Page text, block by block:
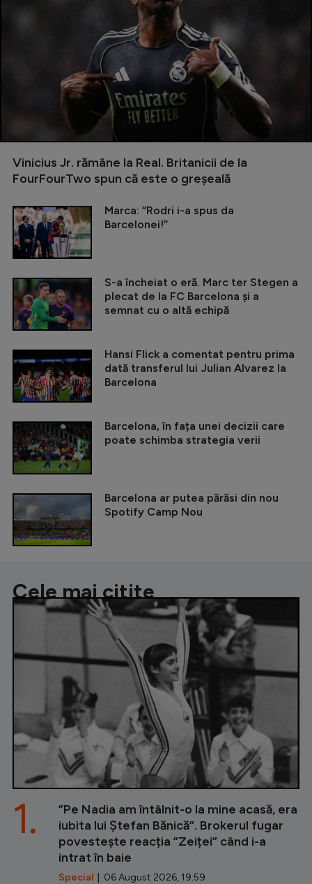
Vinicius Jr. rămâne la Real. Britanicii de la
FourFourTwo spun că este o greșeală
Marca: ”Rodri i-a spus da
Barcelonei!”
S-a încheiat o eră. Marc ter Stegen a
plecat de la FC Barcelona și a
semnat cu o altă echipă
Hansi Flick a comentat pentru prima
dată transferul lui Julian Alvarez la
Barcelona
Barcelona, în fața unei decizii care
poate schimba strategia verii
Barcelona ar putea părăsi din nou
Spotify Camp Nou
Cele mai citite
”Pe Nadia am întâlnit-o la mine acasă, era
iubita lui Ștefan Bănică”. Brokerul fugar
povestește reacția ”Zeiței” când i-a
intrat în baie
Special | 06 August 2026, 19:59
1.